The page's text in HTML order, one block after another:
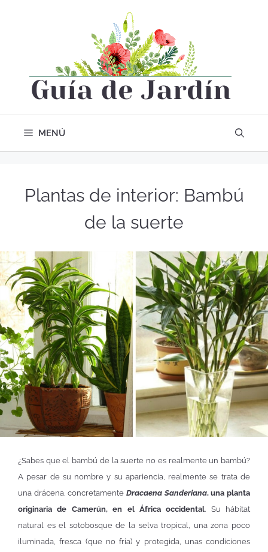
MENÚ
Plantas de interior: Bambú
de la suerte
¿Sabes que el bambú de la suerte no es realmente un bambú?
A pesar de su nombre y su apariencia, realmente se trata de
una drácena, concretamente Dracaena Sanderiana, una planta
originaria de Camerún, en el África occidental. Su hábitat
natural es el sotobosque de la selva tropical, una zona poco
iluminada, fresca (que no fría) y protegida, unas condiciones